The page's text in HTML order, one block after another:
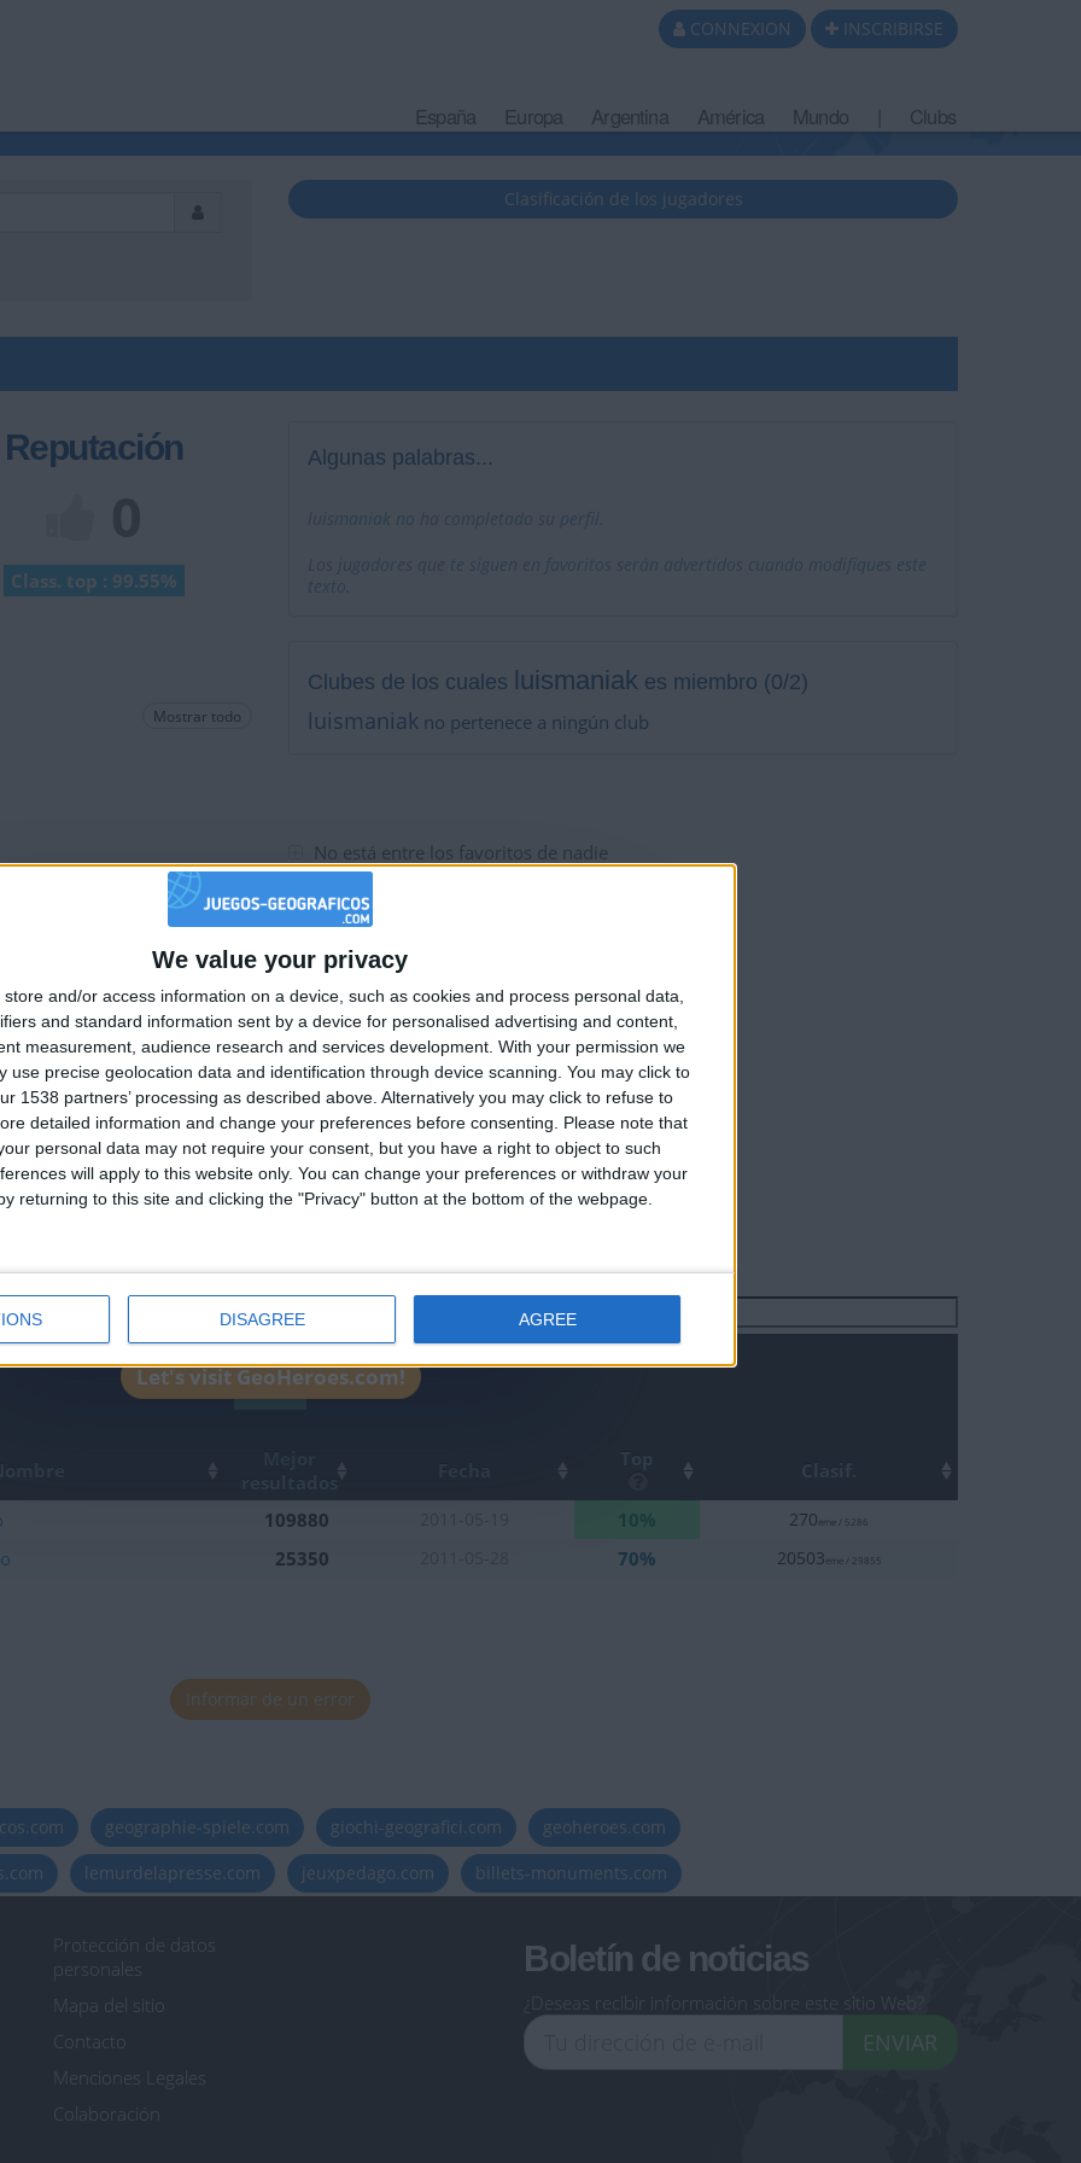
We value your privacy
store and/or access information on a device, such as cookies and process personal data,
and standard information sent by a device for personalised advertising and content,
measurement, audience research and services development. With your permission we
use precise geolocation data and identification through device scanning. You may click to
1538 partners’ processing as described above. Alternatively you may click to refuse to
detailed information and change your preferences before consenting.
Please note that
personal data may not require your consent, but you have a right to object to such
will apply to this website only. You can change your preferences or withdraw your
returning to this site and clicking the "Privacy" button at the bottom of the webpage.
DISAGREE AGREE
CONNEXION INSCRIBIRSE
España Europa Argentina América Mundo Clubs
Clasificación de los jugadores
Reputación
Class. top : 99.55%
Mostrar todo
Algunas palabras...
luismaniak no ha completado su perfil.
Los jugadores que te siguen en favoritos serán advertidos cuando modifiques este
texto.
Clubes de los cuales luismaniak es miembro (0/2)
luismaniak no pertenece a ningún club
No está entre los favoritos de nadie
1
Mejor
resultados
Fecha Top Clasif.
109880 10% 270eme / 5286
25350 70% 20503eme / 29855
Informar de un error
geographie-spiele.com giochi-geografici.com
geoheroes.com
lemurdelapresse.com jeuxpedago.com billets-monuments.com
Protección de datos
personales
Mapa del sitio
Contacto
Menciones Legales
Colaboración
Boletín de noticias
¿Deseas recibir información sobre este sitio Web?
ENVIAR
🇺🇸 We noticed you’re visiting from
an English-speaking country
Join our American version now and be among
the firsts to submit your score on our
leaderboards!
Let's visit GeoHeroes.com!